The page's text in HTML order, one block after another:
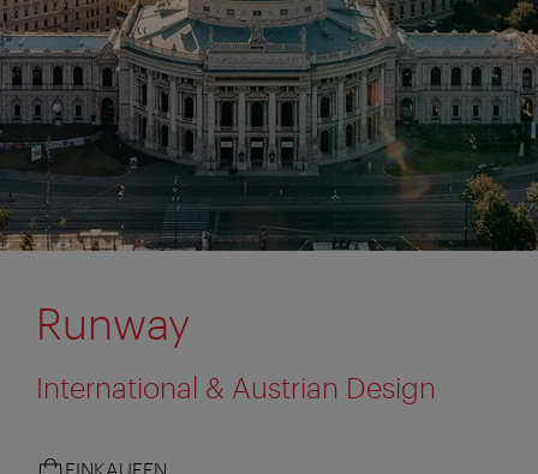
Runway
International & Austrian Design
EINKAUFEN